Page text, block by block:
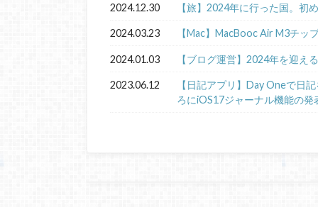
2024.12.30 【旅】2024年に行った国。初
2024.03.23 【Mac】MacBooc Air M3チッ
2024.01.03 【ブログ運営】2024年を迎え
2023.06.12
【日記アプリ】Day Oneで日
ろにiOS17ジャーナル機能の発